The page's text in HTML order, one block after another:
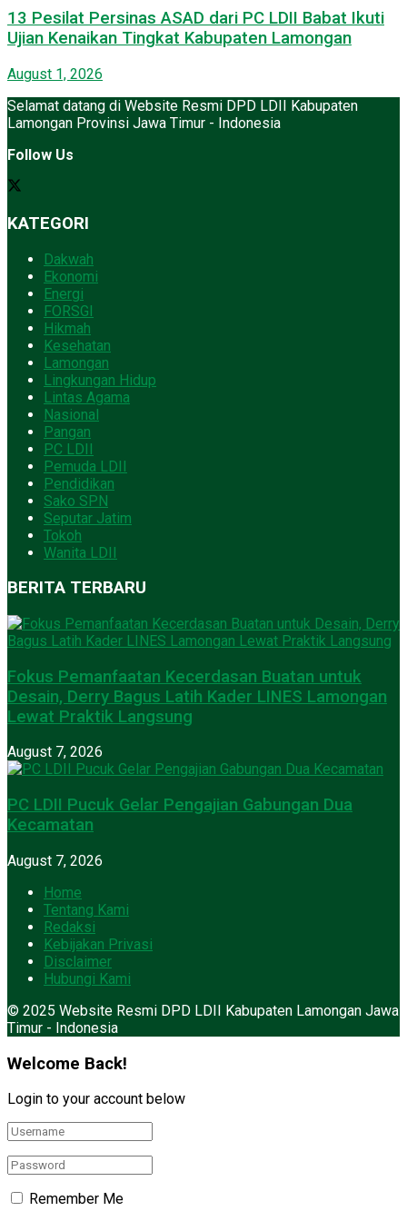
13 Pesilat Persinas ASAD dari PC LDII Babat Ikuti
Ujian Kenaikan Tingkat Kabupaten Lamongan
August 1, 2026
Selamat datang di Website Resmi DPD LDII Kabupaten
Lamongan Provinsi Jawa Timur - Indonesia
Follow Us
KATEGORI
Dakwah
Ekonomi
Energi
FORSGI
Hikmah
Kesehatan
Lamongan
Lingkungan Hidup
Lintas Agama
Nasional
Pangan
PC LDII
Pemuda LDII
Pendidikan
Sako SPN
Seputar Jatim
Tokoh
Wanita LDII
BERITA TERBARU
Fokus Pemanfaatan Kecerdasan Buatan untuk
Desain, Derry Bagus Latih Kader LINES Lamongan
Lewat Praktik Langsung
August 7, 2026
PC LDII Pucuk Gelar Pengajian Gabungan Dua
Kecamatan
August 7, 2026
Home
Tentang Kami
Redaksi
Kebijakan Privasi
Disclaimer
Hubungi Kami
© 2025 Website Resmi DPD LDII Kabupaten Lamongan Jawa
Timur - Indonesia
Welcome Back!
Login to your account below
Remember Me